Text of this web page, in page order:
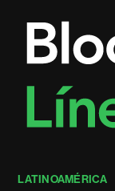
LATINOAMÉRICA